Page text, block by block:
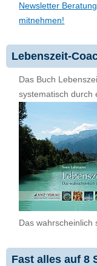
Newsletter
mitnehmen!
Lebenszeit-
Das Buch
systematisch durch
Das wahrscheinlich
Fast alles auf 8